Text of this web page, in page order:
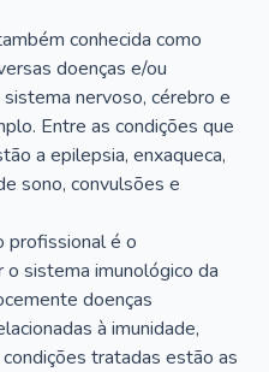
conhecida como
doenças e/ou
nervoso, cérebro e
Entre as condições que
a epilepsia, enxaqueca,
sono, convulsões e
profissional é o
sistema imunológico da
doenças
à imunidade,
tratadas estão as